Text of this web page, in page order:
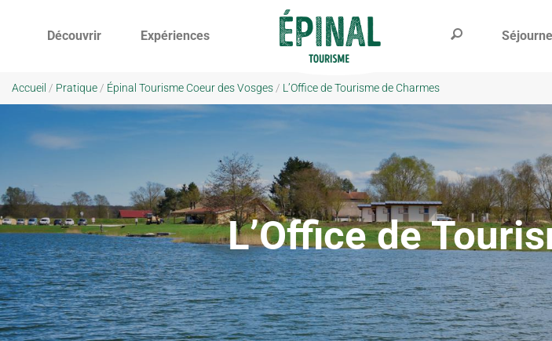
Découvrir Expériences
Accueil / Pratique / Épinal Tourisme Coeur des Vosges / L’Office de Tourisme de Charmes
L’Office de